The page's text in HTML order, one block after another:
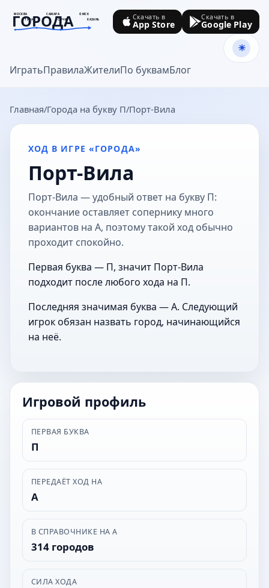
МОСКВА САМАРА
ОМСК
ТУЛА
СОЧИ КАЗАНЬ
ГОРОДА
goroda-na.ru
ИгратьПравилаЖителиПо буквамБлог
Скачать в
App Store
Скачать в
Google Play
Главная Города на букву П Порт-Вила
ХОД В ИГРЕ «ГОРОДА»
Порт-Вила
Порт-Вила — удобный ответ на букву П:
окончание оставляет сопернику много
вариантов на А, поэтому такой ход обычно
проходит спокойно.
Первая буква — П, значит Порт-Вила
подходит после любого хода на П.
Последняя значимая буква — А. Следующий
игрок обязан назвать город, начинающийся
на неё.
Игровой профиль
ПЕРВАЯ БУКВА
П
ПЕРЕДАЁТ ХОД НА
А
В СПРАВОЧНИКЕ НА А
314 городов
СИЛА ХОДА